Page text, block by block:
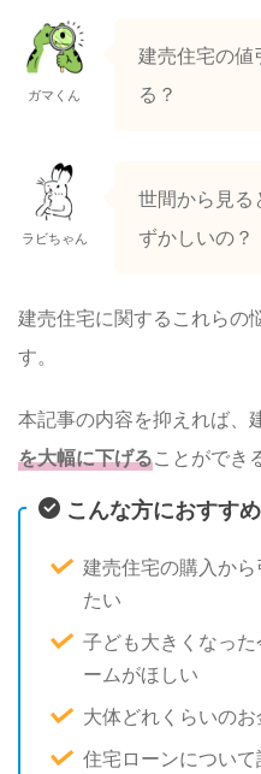
ガマくん
建売住宅の値
る？
ラビちゃん
世間から見る
ずかしいの？
建売住宅に関するこれらの
す。
本記事の内容を抑えれば、
を大幅に下げることができ
こんな方におすすめ
建売住宅の購入か
たい
子ども大きくなっ
ームがほしい
大体どれくらいの
住宅ローンについ